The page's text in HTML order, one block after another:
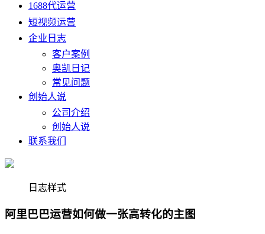
1688代运营
短视频运营
企业日志
客户案例
奥凯日记
常见问题
创始人说
公司介绍
创始人说
联系我们
日志样式
阿里巴巴运营如何做一张高转化的主图